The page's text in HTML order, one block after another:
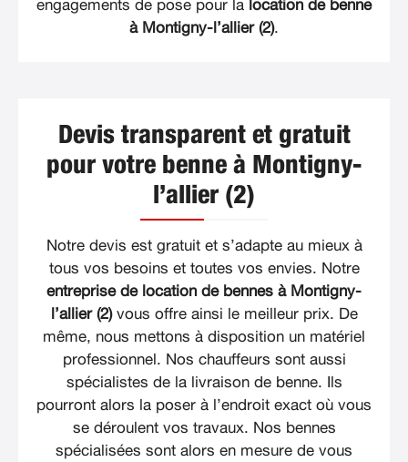
engagements de pose pour la location de benne
à Montigny-l’allier (2).
Devis transparent et gratuit
pour votre benne à Montigny-
l’allier (2)
Notre devis est gratuit et s’adapte au mieux à
tous vos besoins et toutes vos envies. Notre
entreprise de location de bennes à Montigny-
l’allier (2)vous offre ainsi le meilleur prix. De
même, nous mettons à disposition un matériel
professionnel. Nos chauffeurs sont aussi
spécialistes de la livraison de benne. Ils
pourront alors la poser à l’endroit exact où vous
se déroulent vos travaux. Nos bennes
spécialisées sont alors en mesure de vous